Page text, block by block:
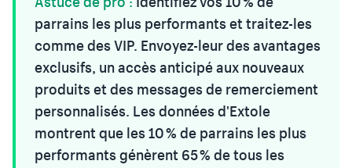
parrains les plus performants et traitez-les
comme des VIP. Envoyez-leur des avantages
exclusifs, un accès anticipé aux nouveaux
produits et des messages de remerciement
personnalisés. Les données d'Extole
montrent que les 10 % de parrains les plus
performants génèrent 65 % de tous les